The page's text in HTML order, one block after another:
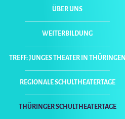
ÜBERSPRINGEN
ÜBER UNS
WEITERBILDUNG
TREFF: JUNGES THEATER IN THÜRINGEN
REGIONALE SCHULTHEATERTAGE
THÜRINGER SCHULTHEATERTAGE